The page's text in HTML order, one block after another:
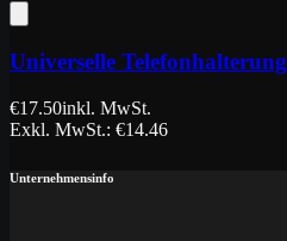
Universelle Telefonhalterung
€17.50inkl. MwSt.
Exkl. MwSt.: €14.46
Unternehmensinfo